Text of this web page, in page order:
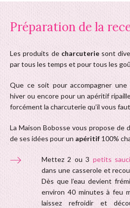
Préparation de la
Les produits de charcuteriesont
par tous les temps et pour tous les
Que ce soit pour accompagner une
hiver ou encore pour un apéritif
forcément la charcuterie qu’il vous
La Maison Bobosse vous propose de
de ses idées pour un apéritif 100%
Mettez 2 ou 3 petits
dans une casserole et
Dès que l’eau devient
environ 40 minutes à feu
laissez refroidir et